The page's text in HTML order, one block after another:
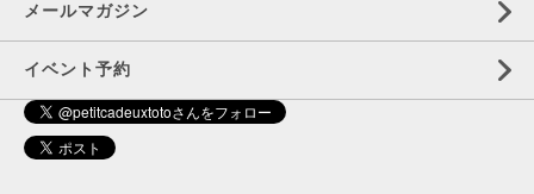
メールマガジン
イベント予約